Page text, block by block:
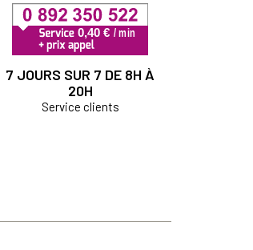
7 JOURS SUR 7 DE 8H À
20H
Service clients